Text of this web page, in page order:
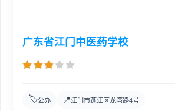
广东省江门中医药学校
🏷️公办 📍江门市蓬江区龙湾路4号